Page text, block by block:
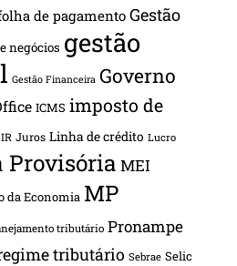
de pagamentoGestão
negócios gestão
Gestão Financeira Governo
ICMS imposto de
IR Juros Linha de crédito Lucro
Provisória MEI
da Economia MP
tributário Pronampe
tributário Sebrae Selic